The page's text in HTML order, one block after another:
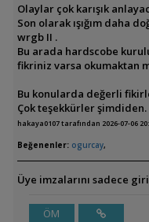
Olaylar çok karışık
Son olarak ışığım daha
wrgb II .
Bu arada hardscobe
fikriniz varsa okumaktan
Bu konularda değerli
Çok teşekkürler şimdiden.
hakaya0107 tarafından 2026-07-06
Beğenenler: ogurcay,
Üye imzalarını sadece
ÖM